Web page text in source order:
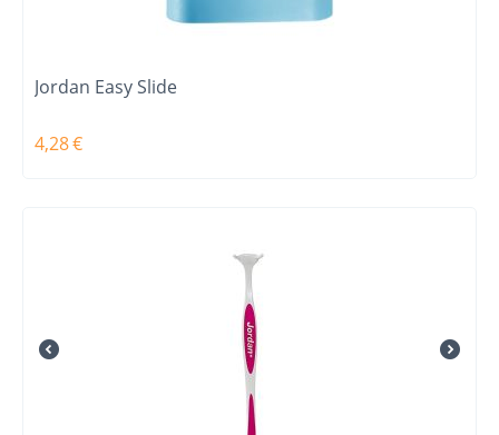
Jordan Easy Slide
4,28€